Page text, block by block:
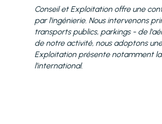
Conseil et Exploitation offre une
par l'ingénierie. Nous intervenons
transports publics, parkings - de
de notre activité, nous adoptons
Exploitation présente notamment
l’international.